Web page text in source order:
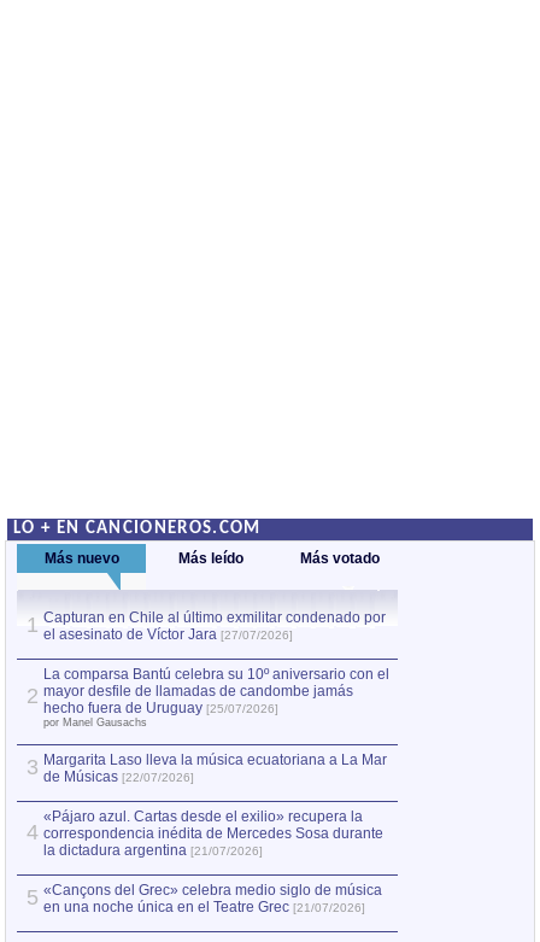
LO + EN CANCIONEROS.COM
Más nuevo Más leído Más votado
1 Capturan en Chile al último exmilitar condenado por
el asesinato de Víctor Jara [27/07/2026]
2
La comparsa Bantú celebra su 10º aniversario con el
mayor desfile de llamadas de candombe jamás
hecho fuera de Uruguay [25/07/2026]
por Manel Gausachs
3 Margarita Laso lleva la música ecuatoriana a La Mar
de Músicas [22/07/2026]
4
«Pájaro azul. Cartas desde el exilio» recupera la
correspondencia inédita de Mercedes Sosa durante
la dictadura argentina [21/07/2026]
5 «Cançons del Grec» celebra medio siglo de música
en una noche única en el Teatre Grec [21/07/2026]